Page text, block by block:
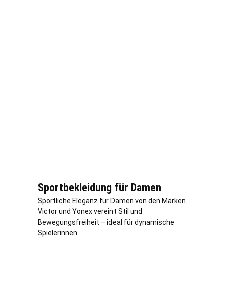
Sportbekleidung für Damen
Sportliche Eleganz für Damen von den Marken
Victor und Yonex vereint Stil und
Bewegungsfreiheit – ideal für dynamische
Spielerinnen.